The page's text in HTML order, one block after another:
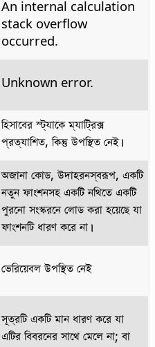
An internal calculation
stack overflow
occurred.
Unknown error.
হিসাবের স্ট্যাকে ম্যাট্রিক্স
প্রত্যাশিত, কিন্তু উপস্থিত নেই।
অজানা কোড, উদাহরনস্বরূপ, একটি
নতুন ফাংশনসহ একটি নথিতে একটি
পুরনো সংস্করনে লোড করা হয়েছে যা
ফাংশনটি ধারণ করে না।
ভেরিয়েবল উপস্থিত নেই
সূত্রটি একটি মান ধারণ করে যা
এটির বিবরনের সাথে মেলে না; বা